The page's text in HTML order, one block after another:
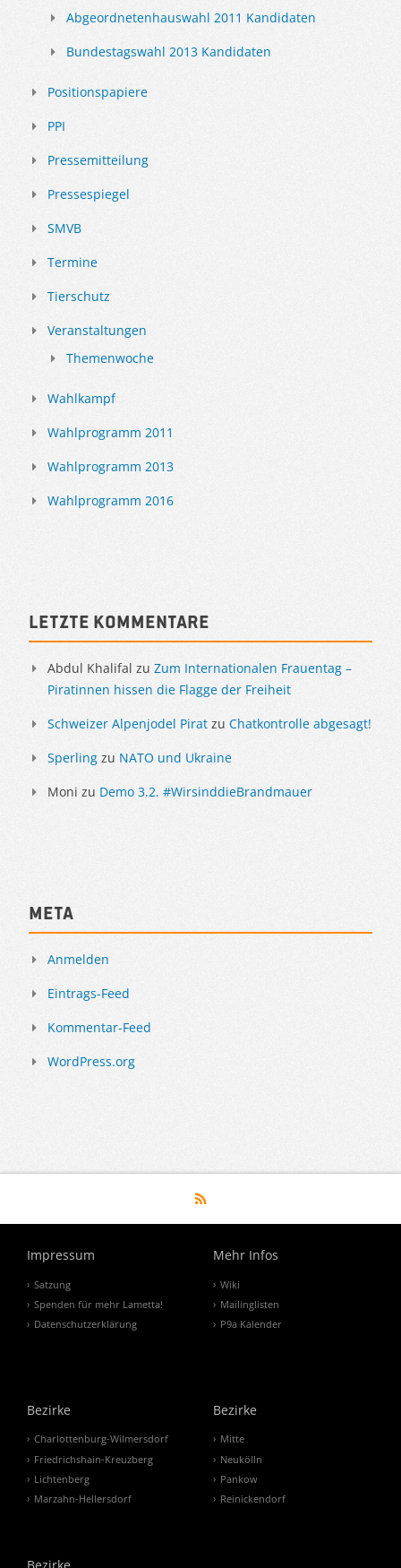
Abgeordnetenhauswahl 2011 Kandidaten
Bundestagswahl 2013 Kandidaten
Positionspapiere
PPI
Pressemitteilung
Pressespiegel
SMVB
Termine
Tierschutz
Veranstaltungen
Themenwoche
Wahlkampf
Wahlprogramm 2011
Wahlprogramm 2013
Wahlprogramm 2016
Letzte Kommentare
Abdul Khalifal zu Zum Internationalen Frauentag –
Piratinnen hissen die Flagge der Freiheit
Schweizer Alpenjodel Pirat zu Chatkontrolle abgesagt!
Sperling zu NATO und Ukraine
Moni zu Demo 3.2. #WirsinddieBrandmauer
Meta
Anmelden
Eintrags-Feed
Kommentar-Feed
WordPress.org
Impressum
Satzung
Spenden für mehr Lametta!
Datenschutzerklärung
Mehr Infos
Wiki
Mailinglisten
P9a Kalender
Bezirke
Charlottenburg-Wilmersdorf
Friedrichshain-Kreuzberg
Lichtenberg
Marzahn-Hellersdorf
Bezirke
Mitte
Neukölln
Pankow
Reinickendorf
Bezirke